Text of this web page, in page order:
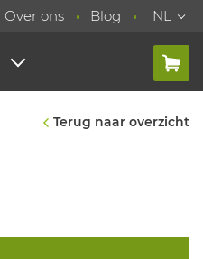
Over ons Blog NL
Terug naar overzicht